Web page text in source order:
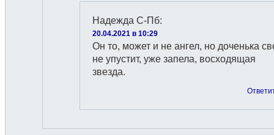
Надежда С-Пб:
20.04.2021 в 10:29
Он то, может и не ангел, но доченька
не упустит, уже запела, восходящая
звезда.